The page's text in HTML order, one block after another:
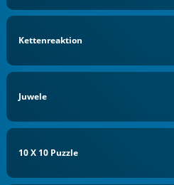
Kettenreaktion
Juwele
10 X 10 Puzzle